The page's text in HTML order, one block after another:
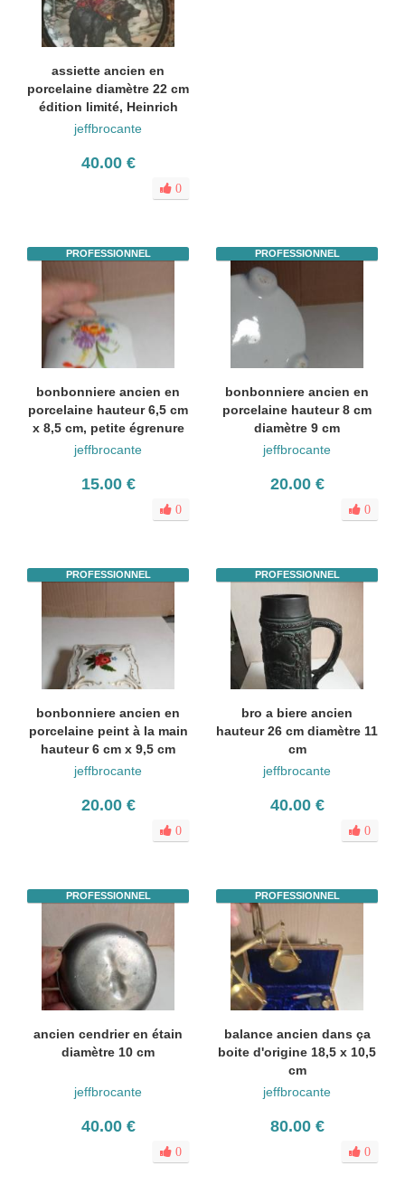
assiette ancien en
porcelaine diamètre 22 cm
édition limité, Heinrich
jeffbrocante
40.00 €
0
PROFESSIONNEL
bonbonniere ancien en
porcelaine hauteur 6,5 cm
x 8,5 cm, petite égrenure
jeffbrocante
15.00 €
0
PROFESSIONNEL
bonbonniere ancien en
porcelaine hauteur 8 cm
diamètre 9 cm
jeffbrocante
20.00 €
0
PROFESSIONNEL
bonbonniere ancien en
porcelaine peint à la main
hauteur 6 cm x 9,5 cm
jeffbrocante
20.00 €
0
PROFESSIONNEL
bro a biere ancien
hauteur 26 cm diamètre 11
cm
jeffbrocante
40.00 €
0
PROFESSIONNEL
ancien cendrier en étain
diamètre 10 cm
jeffbrocante
40.00 €
0
PROFESSIONNEL
balance ancien dans ça
boite d'origine 18,5 x 10,5
cm
jeffbrocante
80.00 €
0